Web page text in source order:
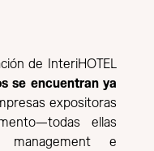
de InteriHOTEL
se encuentran ya
expositoras
ellas
management e